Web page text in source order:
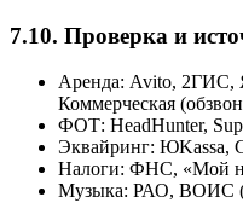
7.10. Проверка и
Аренда: Avito, 2ГИС,
Коммерческая
ФОТ: HeadHunter,
Эквайринг: ЮKassa,
Налоги: ФНС, «Мой
Музыка: РАО, ВОИС